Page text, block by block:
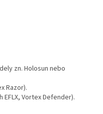
zn. Holosun nebo
Razor).
Vortex Defender).